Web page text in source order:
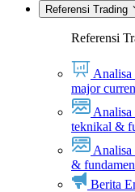
Referensi Trading
Referensi
Analisa
major
Analisa
teknikal &
Analisa
&
Berita